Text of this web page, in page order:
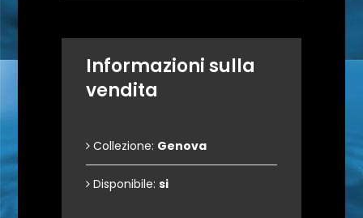
Informazioni sulla
vendita
Collezione: Genova
Disponibile: si